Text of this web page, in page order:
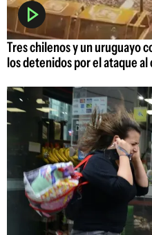
Tres chilenos y un uruguayo
los detenidos por el ataque